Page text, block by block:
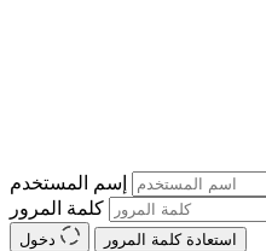
إسم المستخدم
كلمة المرور
استعادة كلمة المرور